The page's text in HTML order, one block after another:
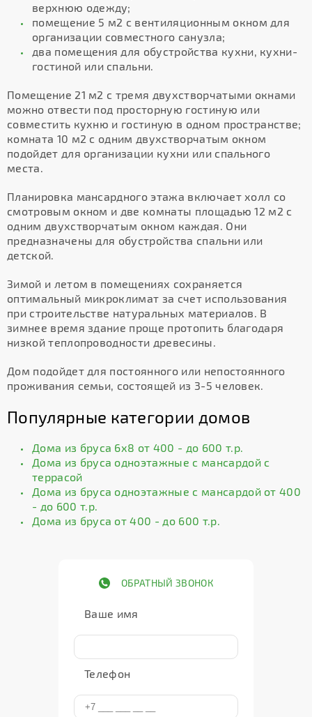
верхнюю одежду;
помещение 5 м2 с вентиляционным окном для
организации совместного санузла;
два помещения для обустройства кухни, кухни-
гостиной или спальни.
Помещение 21 м2 с тремя двухстворчатыми окнами
можно отвести под просторную гостиную или
совместить кухню и гостиную в одном пространстве;
комната 10 м2 с одним двухстворчатым окном
подойдет для организации кухни или спального
места.
Планировка мансардного этажа включает холл со
смотровым окном и две комнаты площадью 12 м2 с
одним двухстворчатым окном каждая. Они
предназначены для обустройства спальни или
детской.
Зимой и летом в помещениях сохраняется
оптимальный микроклимат за счет использования
при строительстве натуральных материалов. В
зимнее время здание проще протопить благодаря
низкой теплопроводности древесины.
Дом подойдет для постоянного или непостоянного
проживания семьи, состоящей из 3-5 человек.
Популярные категории домов
Дома из бруса 6х8 от 400 - до 600 т.р.
Дома из бруса одноэтажные с мансардой с
террасой
Дома из бруса одноэтажные с мансардой от 400
- до 600 т.р.
Дома из бруса от 400 - до 600 т.р.
ОБРАТНЫЙ ЗВОНОК
Ваше имя
Телефон